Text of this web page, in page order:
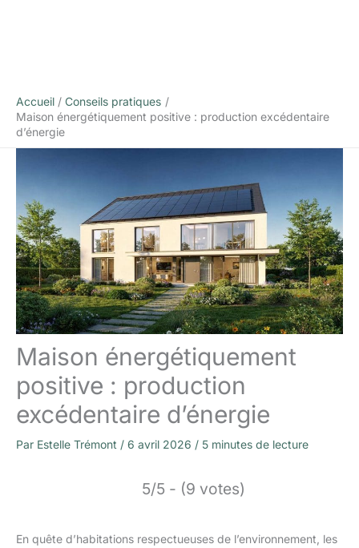
Accueil
Conseils pratiques
Maison énergétiquement positive : production excédentaire
d’énergie
Maison énergétiquement
positive : production
excédentaire d’énergie
Par Estelle Trémont / 6 avril 2026 / 5 minutes de lecture
5/5 - (9 votes)
En quête d’habitations respectueuses de l’environnement, les